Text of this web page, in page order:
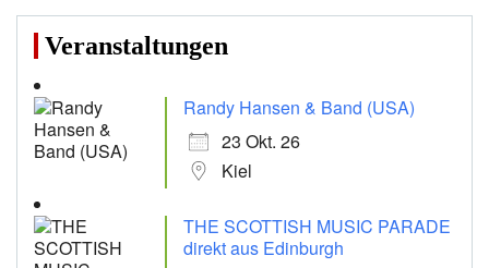
Veranstaltungen
Randy Hansen & Band (USA)
23 Okt. 26
Kiel
THE SCOTTISH MUSIC PARADE
direkt aus Edinburgh